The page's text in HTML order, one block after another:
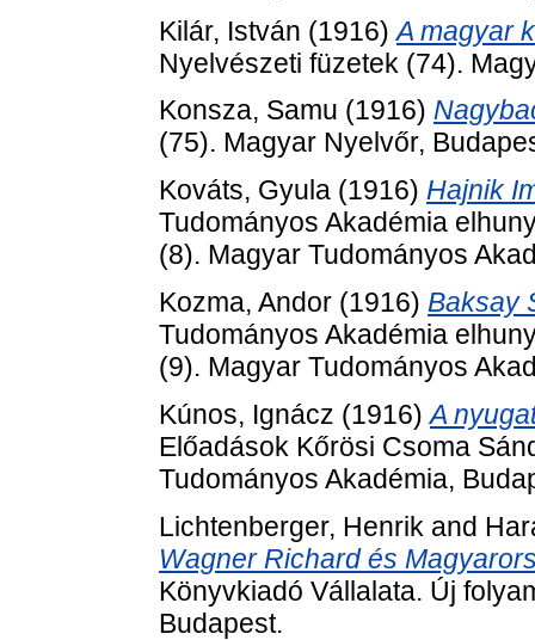
Kilár, István (1916)A magyar
Nyelvészeti füzetek (74).
Konsza, Samu (1916)
(75). Magyar Nyelvőr,
Kováts, Gyula (1916) Hajnik
Tudományos Akadémia
(8). Magyar Tudományos
Kozma, Andor (1916) Baksay
Tudományos Akadémia
(9). Magyar Tudományos
Kúnos, Ignácz (1916)A
Előadások Kőrösi Csoma
Tudományos Akadémia,
Lichtenberger, Henrik and
Wagner Richard és
Könyvkiadó Vállalata. Új
Budapest.